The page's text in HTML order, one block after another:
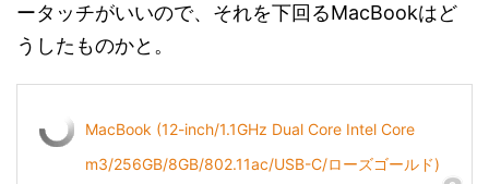
ータッチがいいので、それを下回るMacBookはど
うしたものかと。
MacBook (12-inch/1.1GHz Dual Core Intel Core
m3/256GB/8GB/802.11ac/USB-C/ローズゴールド)